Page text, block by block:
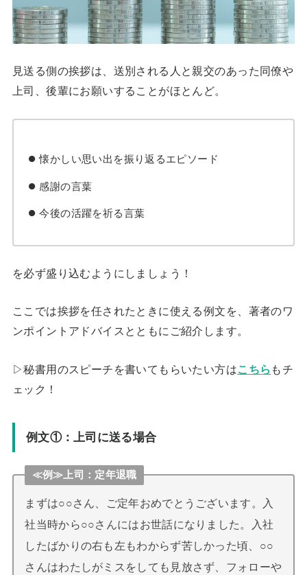
見送る側の挨拶は、送別される人と親交のあった同僚や
上司、後輩にお願いすることがほとんど。
懐かしい思い出を振り返るエピソード
感謝の言葉
今後の活躍を祈る言葉
を必ず盛り込むようにしましょう！
ここでは挨拶を任されたときに使える例文を、著者のワ
ンポイントアドバイスとともにご紹介します。
▷秘書用のスピーチを書いてもらいたい方はこちら もチ
ェック！
例文①：上司に送る場合
≪例≫上司：定年退職
まずは○○さん、ご定年おめでとうございます。入
社当時から○○さんにはお世話になりました。入社
したばかりの右も左もわからず苦しかった頃、○○
さんはわたしがミスをしても見放さず、フォローや